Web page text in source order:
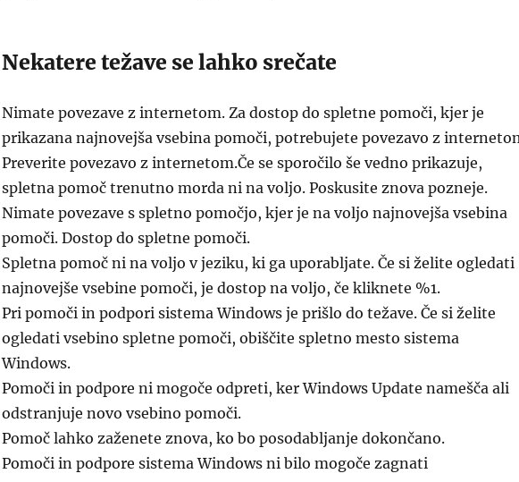
Nekatere težave se lahko srečate
Nimate povezave z internetom. Za dostop do spletne pomoči, kjer je
prikazana najnovejša vsebina pomoči, potrebujete povezavo z
Preverite povezavo z internetom.Če se sporočilo še vedno prikazuje,
spletna pomoč trenutno morda ni na voljo. Poskusite znova pozneje.
Nimate povezave s spletno pomočjo, kjer je na voljo najnovejša vsebina
pomoči. Dostop do spletne pomoči.
Spletna pomoč ni na voljo v jeziku, ki ga uporabljate. Če si želite ogledati
najnovejše vsebine pomoči, je dostop na voljo, če kliknete %1.
Pri pomoči in podpori sistema Windows je prišlo do težave. Če si želite
ogledati vsebino spletne pomoči, obiščite spletno mesto sistema
Windows.
Pomoči in podpore ni mogoče odpreti, ker Windows Update namešča ali
odstranjuje novo vsebino pomoči.
Pomoč lahko zaženete znova, ko bo posodabljanje dokončano.
Pomoči in podpore sistema Windows ni bilo mogoče zagnati